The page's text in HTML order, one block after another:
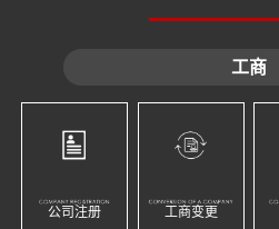
工商
公司注册 工商变更